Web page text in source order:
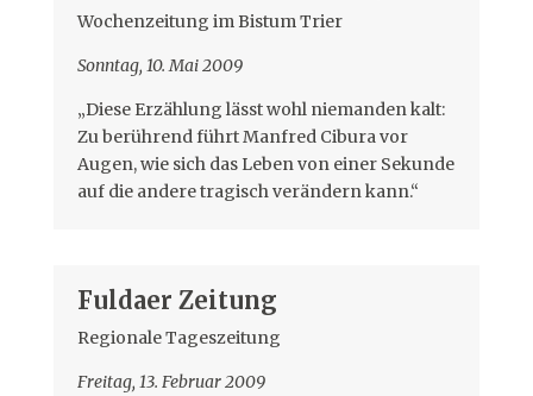
Wochenzeitung im Bistum Trier
Sonntag, 10. Mai 2009
„Diese Erzählung lässt wohl niemanden kalt:
Zu berührend führt Manfred Cibura vor
Augen, wie sich das Leben von einer Sekunde
auf die andere tragisch verändern kann.“
Fuldaer Zeitung
Regionale Tageszeitung
Freitag, 13. Februar 2009